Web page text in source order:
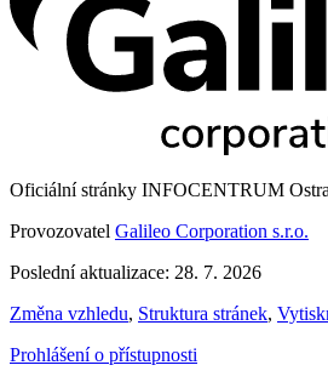
Oficiální stránky INFOCENTRUM
Provozovatel Galileo Corporation s.r.o.
Poslední aktualizace: 28. 7. 2026
Změna vzhledu, Struktura stránek,
Prohlášení o přístupnosti